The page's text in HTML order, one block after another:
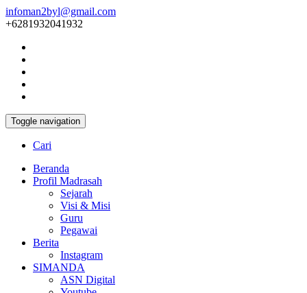
infoman2byl@gmail.com
+6281932041932
Toggle navigation
Cari
Beranda
Profil Madrasah
Sejarah
Visi & Misi
Guru
Pegawai
Berita
Instagram
SIMANDA
ASN Digital